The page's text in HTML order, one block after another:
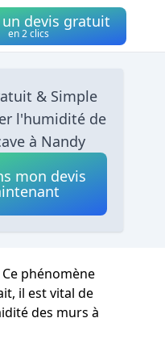
devis gratuit
en 2 clics
& Simple
l'humidité de
à Nandy
mon devis
phénomène
il est vital de
des murs à